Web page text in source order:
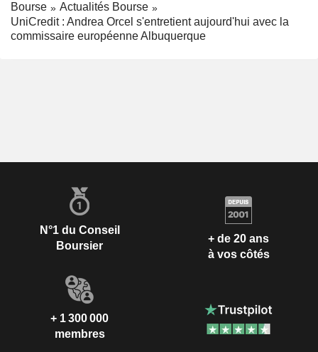
Bourse
Actualités Bourse
UniCredit : Andrea Orcel s'entretient aujourd'hui avec la
commissaire européenne Albuquerque
N°1 du Conseil
Boursier
+ de 20 ans
à vos côtés
+ 1 300 000
membres